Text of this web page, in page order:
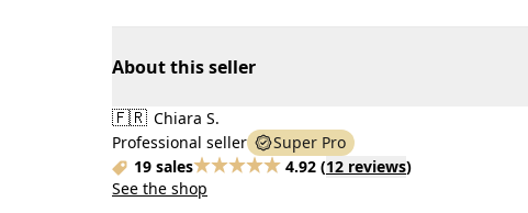
About this seller
🇫🇷 Chiara S.
Professional seller
Super Pro
19 sales
4.92 (12 reviews)
See the shop